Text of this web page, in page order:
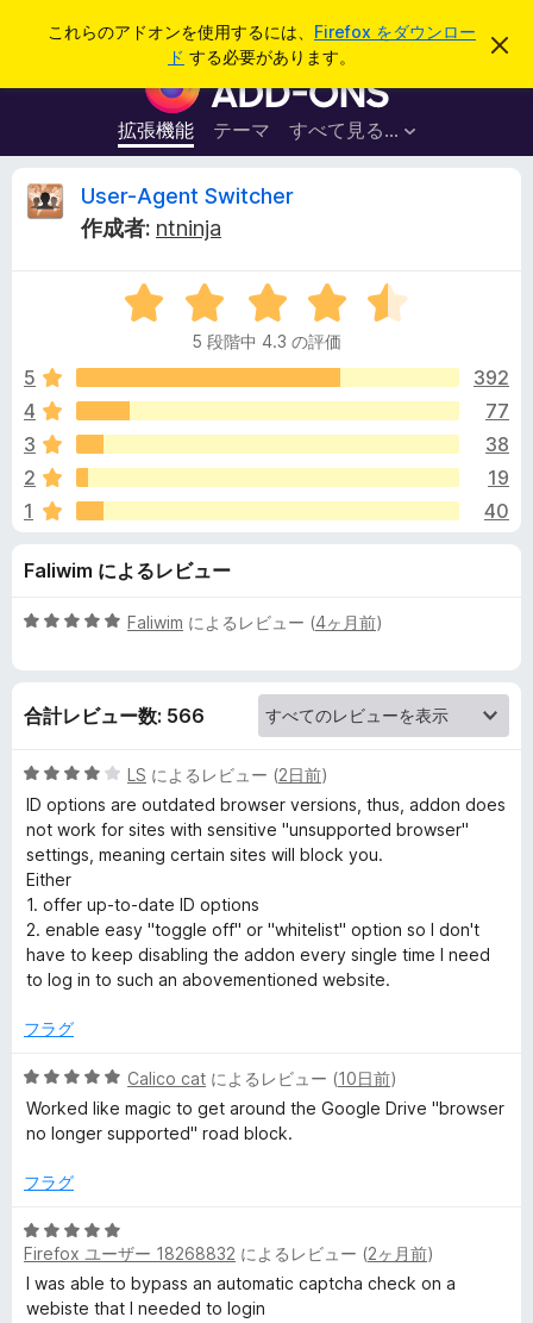
これらのアドオンを使用するには、 Firefox をダウンロー
ド する必要があります。
こ
を
F
i
r
e
ラ
ウ
ザ
ー
ド
オ
ン
拡張機能 テーマ すべて見る...
ログイン
U
r
-
A
g
e
t
S
w
i
t
h
e
の
レ
User-Agent Switcher
作成者: ntninja
5
段
中
.
の
価
5 段階中 4.3 の評価
5
392
4
77
3
38
2
19
1
40
Faliwim によるレビュー
5
5
評
価
Faliwim によるレビュー (4ヶ月前)
合計レビュー数: 566
5
段
階
中
4
の
評
価
LS によるレビュー (2日前)
ID options are outdated browser versions, thus, addon does
not work for sites with sensitive "unsupported browser"
settings, meaning certain sites will block you.
Either
1. offer up-to-date ID options
2. enable easy "toggle off" or "whitelist" option so I don't
have to keep disabling the addon every single time I need
to log in to such an abovementioned website.
フラグ
5
段
階
5
評
価
Calico cat によるレビュー (10日前)
Worked like magic to get around the Google Drive "browser
no longer supported" road block.
フラグ
5
段
階
中
Firefox ユーザー 18268832 によるレビュー (2ヶ月前)
I was able to bypass an automatic captcha check on a
webiste that I needed to login